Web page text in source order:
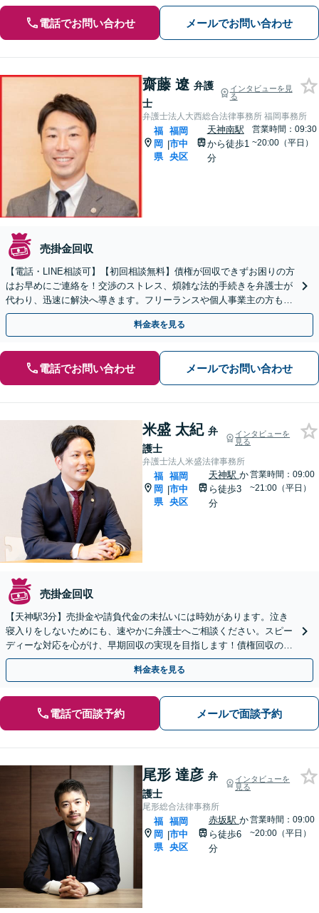
電話でお問い合わせ メールでお問い合わせ
齋藤 遼 弁護
士
インタビューを見
る
弁護士法人大西総合法律事務所 福岡事務所
福
岡
県
|
福岡
市中
央区
天神南駅
から徒歩1
分
営業時間：09:30
~20:00（平日）
売掛金回収
【電話・LINE相談可】【初回相談無料】債権が回収できずお困りの方
はお早めにご連絡を！交渉のストレス、煩雑な法的手続きを弁護士が
代わり、迅速に解決へ導きます。フリーランスや個人事業主の方もご
相談ください【天神南駅直結】
料金表を見る
電話でお問い合わせ メールでお問い合わせ
米盛 太紀 弁
護士
インタビューを
見る
弁護士法人米盛法律事務所
福
岡
県
|
福岡
市中
央区
天神駅 か
ら徒歩3
分
営業時間：09:00
~21:00（平日）
売掛金回収
【天神駅3分】売掛金や請負代金の未払いには時効があります。泣き
寝入りをしないためにも、速やかに弁護士へご相談ください。スピー
ディーな対応を心がけ、早期回収の実現を目指します！債権回収の社
内内製化のサポートも可能です【初回相談無料】
料金表を見る
電話で面談予約 メールで面談予約
尾形 達彦 弁
護士
インタビューを
見る
尾形総合法律事務所
福
岡
県
|
福岡
市中
央区
赤坂駅 か
ら徒歩6
分
営業時間：09:00
~20:00（平日）